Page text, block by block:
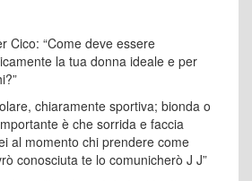
Cico: “Come deve essere
la tua donna ideale e per
chiaramente sportiva; bionda o
è che sorrida e faccia
al momento chi prendere come
conosciuta te lo comunicherò J J”